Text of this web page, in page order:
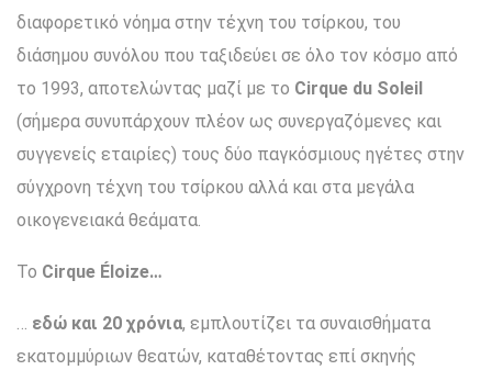
διαφορετικό νόημα στην τέχνη του τσίρκου, του
διάσημου συνόλου που ταξιδεύει σε όλο τον κόσμο από
το 1993, αποτελώντας μαζί με το Cirque du Soleil
(σήμερα συνυπάρχουν πλέον ως συνεργαζόμενες και
συγγενείς εταιρίες) τους δύο παγκόσμιους ηγέτες στην
σύγχρονη τέχνη του τσίρκου αλλά και στα μεγάλα
οικογενειακά θεάματα.
Το Cirque Éloize…
εδώ και 20 χρόνια, εμπλουτίζει τα συναισθήματα
εκατομμύριων θεατών, καταθέτοντας επί σκηνής